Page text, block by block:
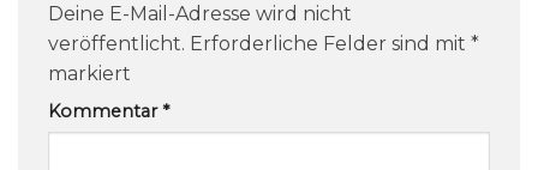
Deine E-Mail-Adresse wird nicht
veröffentlicht. Erforderliche Felder sind mit *
markiert
Kommentar*